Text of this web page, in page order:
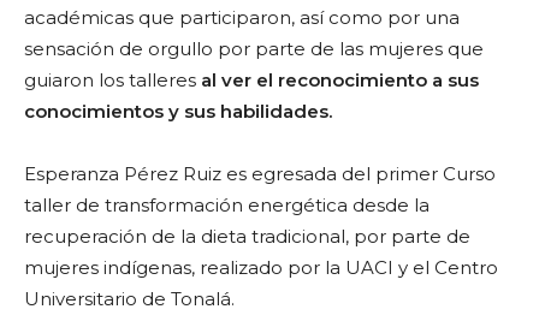
académicas que participaron, así como por una
sensación de orgullo por parte de las mujeres que
guiaron los talleres al ver el reconocimiento a sus
conocimientos y sus habilidades.
Esperanza Pérez Ruiz es egresada del primer Curso
taller de transformación energética desde la
recuperación de la dieta tradicional, por parte de
mujeres indígenas, realizado por la UACI y el Centro
Universitario de Tonalá.